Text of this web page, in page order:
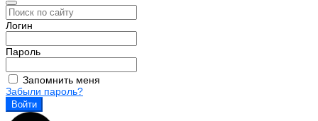
Логин
Пароль
Запомнить меня
Забыли пароль?